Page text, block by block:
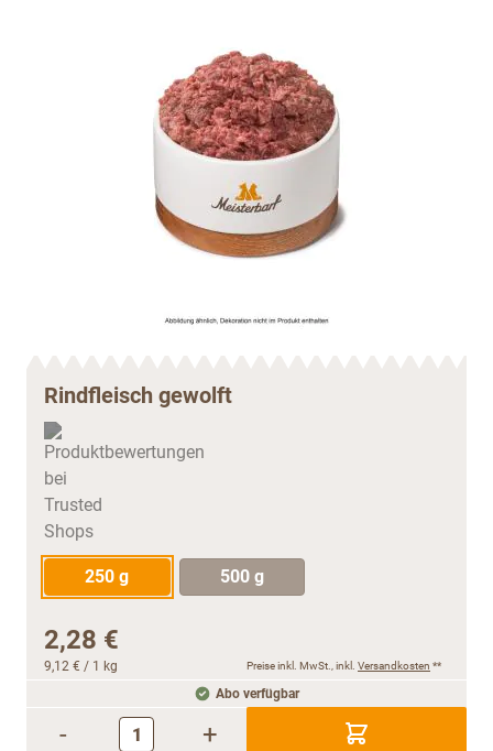
Rindfleisch gewolft
250 g 500 g
2,28 €
9,12 € / 1 kg Preise inkl. MwSt., inkl. Versandkosten **
Abo verfügbar
- +